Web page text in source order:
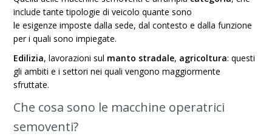
include tante tipologie di veicolo quante sono
leesigenze imposte dallasede, dal contesto e dalla funzione
per i quali sono impiegate.
Edilizia, lavorazioni sul manto stradale, agricoltura: questi
gli ambiti e i settori nei quali vengono maggiormente
sfruttate.
Che cosa sono le macchine operatrici
semoventi?